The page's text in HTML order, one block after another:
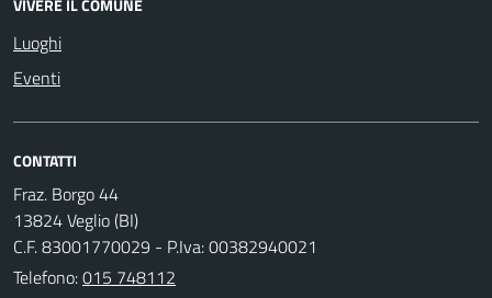
VIVERE IL COMUNE
Luoghi
Eventi
CONTATTI
Fraz. Borgo 44
13824 Veglio (BI)
C.F. 83001770029 - P.Iva: 00382940021
Telefono:015 748112